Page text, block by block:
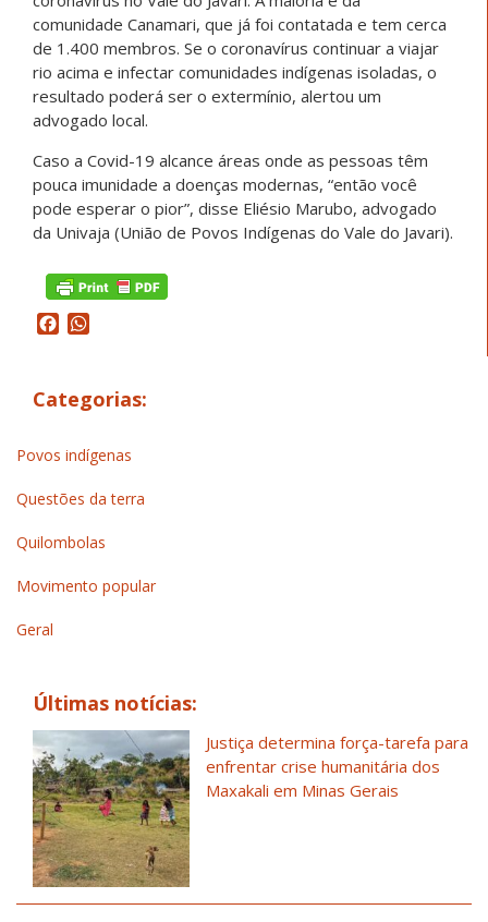
comunidade Canamari, que já foi contatada e tem cerca
de 1.400 membros. Se o coronavírus continuar a viajar
rio acima e infectar comunidades indígenas isoladas, o
resultado poderá ser o extermínio, alertou um
advogado local.
Caso a Covid-19 alcance áreas onde as pessoas têm
pouca imunidade a doenças modernas, “então você
pode esperar o pior”, disse Eliésio Marubo, advogado
da Univaja (União de Povos Indígenas do Vale do Javari).
Facebook
Categorias:
Povos indígenas
Questões da terra
Quilombolas
Movimento popular
Geral
Últimas notícias:
Justiça determina força-tarefa para
enfrentar crise humanitária dos
Maxakali em Minas Gerais